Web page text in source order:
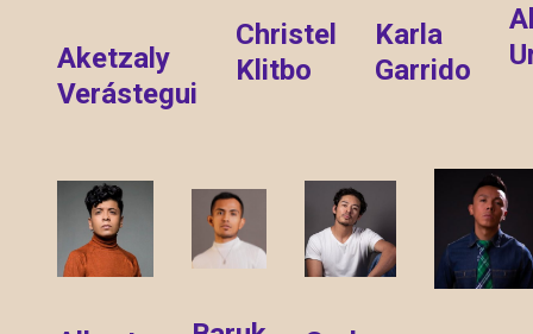
Aketzaly
Verástegui
Christel
Klitbo
Karla
Garrido